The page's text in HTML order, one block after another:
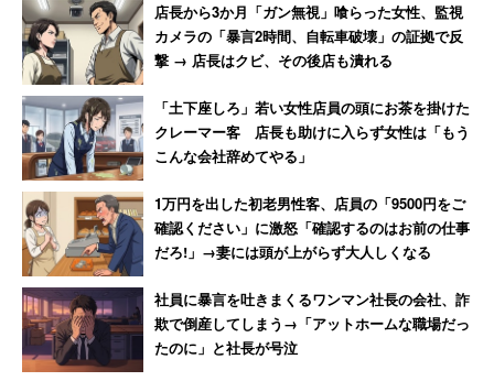
店長から3か月「ガン無視」喰らった女性、監視
カメラの「暴言2時間、自転車破壊」の証拠で反
撃 → 店長はクビ、その後店も潰れる
「土下座しろ」若い女性店員の頭にお茶を掛けた
クレーマー客 店長も助けに入らず女性は「もう
こんな会社辞めてやる」
1万円を出した初老男性客、店員の「9500円をご
確認ください」に激怒「確認するのはお前の仕事
だろ!」→妻には頭が上がらず大人しくなる
社員に暴言を吐きまくるワンマン社長の会社、詐
欺で倒産してしまう→「アットホームな職場だっ
たのに」と社長が号泣